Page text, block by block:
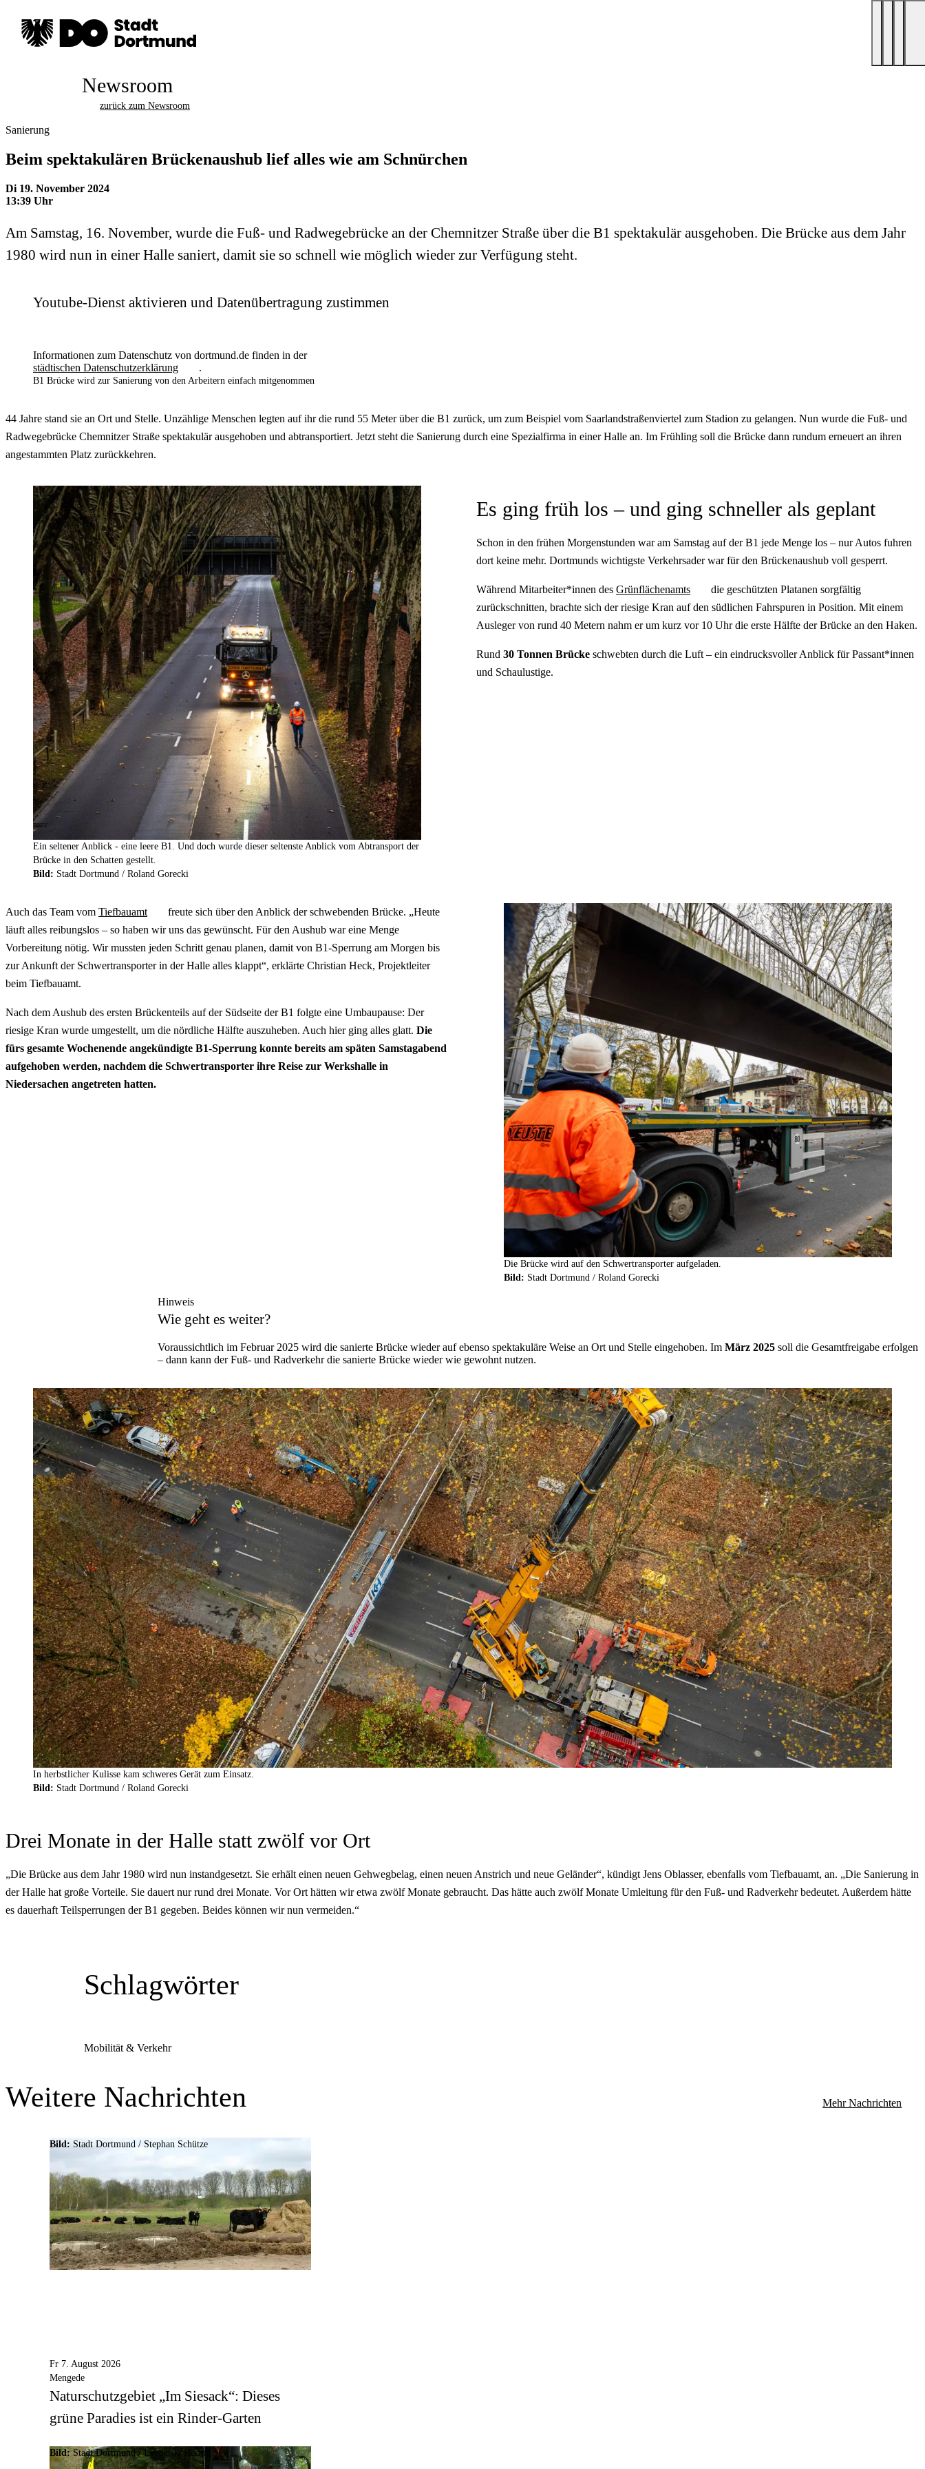
Newsroom
zurück zum Newsroom
Sanierung
Beim spektakulären Brückenaushub lief alles wie am Schnürchen
Di 19. November 2024
13:39 Uhr
Am Samstag, 16. November, wurde die Fuß- und Radwegebrücke an der Chemnitzer Straße über die B1 spektakulär ausgehoben. Die Brücke aus dem Jahr
1980 wird nun in einer Halle saniert, damit sie so schnell wie möglich wieder zur Verfügung steht.
Youtube-Dienst aktivieren und Datenübertragung zustimmen
Informationen zum Datenschutz von dortmund.de finden in der
städtischen Datenschutzerklärung
.
B1 Brücke wird zur Sanierung von den Arbeitern einfach mitgenommen
44 Jahre stand sie an Ort und Stelle. Unzählige Menschen legten auf ihr die rund 55 Meter über die B1 zurück, um zum Beispiel vom Saarlandstraßenviertel zum Stadion zu gelangen. Nun wurde die Fuß- und
Radwegebrücke Chemnitzer Straße spektakulär ausgehoben und abtransportiert. Jetzt steht die Sanierung durch eine Spezialfirma in einer Halle an. Im Frühling soll die Brücke dann rundum erneuert an ihren
angestammten Platz zurückkehren.
Ein seltener Anblick - eine leere B1. Und doch wurde dieser seltenste Anblick vom Abtransport der
Brücke in den Schatten gestellt.
Bild: Stadt Dortmund / Roland Gorecki
Es ging früh los – und ging schneller als geplant
Schon in den frühen Morgenstunden war am Samstag auf der B1 jede Menge los – nur Autos fuhren
dort keine mehr. Dortmunds wichtigste Verkehrsader war für den Brückenaushub voll gesperrt.
Während Mitarbeiter*innen des Grünflächenamts
die geschützten Platanen sorgfältig
zurückschnitten, brachte sich der riesige Kran auf den südlichen Fahrspuren in Position. Mit einem
Ausleger von rund 40 Metern nahm er um kurz vor 10 Uhr die erste Hälfte der Brücke an den Haken.
Rund 30 Tonnen Brücke schwebten durch die Luft – ein eindrucksvoller Anblick für Passant*innen
und Schaulustige.
Die Brücke wird auf den Schwertransporter aufgeladen.
Bild: Stadt Dortmund / Roland Gorecki
Auch das Team vom Tiefbauamt
freute sich über den Anblick der schwebenden Brücke. „Heute
läuft alles reibungslos – so haben wir uns das gewünscht. Für den Aushub war eine Menge
Vorbereitung nötig. Wir mussten jeden Schritt genau planen, damit von B1-Sperrung am Morgen bis
zur Ankunft der Schwertransporter in der Halle alles klappt“, erklärte Christian Heck, Projektleiter
beim Tiefbauamt.
Nach dem Aushub des ersten Brückenteils auf der Südseite der B1 folgte eine Umbaupause: Der
riesige Kran wurde umgestellt, um die nördliche Hälfte auszuheben. Auch hier ging alles glatt. Die
fürs gesamte Wochenende angekündigte B1-Sperrung konnte bereits am späten Samstagabend
aufgehoben werden, nachdem die Schwertransporter ihre Reise zur Werkshalle in
Niedersachen angetreten hatten.
Hinweis
Wie geht es weiter?
Voraussichtlich im Februar 2025 wird die sanierte Brücke wieder auf ebenso spektakuläre Weise an Ort und Stelle eingehoben. ImMärz 2025 soll die Gesamtfreigabe erfolgen
– dann kann der Fuß- und Radverkehr die sanierte Brücke wieder wie gewohnt nutzen.
In herbstlicher Kulisse kam schweres Gerät zum Einsatz.
Bild: Stadt Dortmund / Roland Gorecki
Drei Monate in der Halle statt zwölf vor Ort
„Die Brücke aus dem Jahr 1980 wird nun instandgesetzt. Sie erhält einen neuen Gehwegbelag, einen neuen Anstrich und neue Geländer“, kündigt Jens Oblasser, ebenfalls vom Tiefbauamt, an. „Die Sanierung in
der Halle hat große Vorteile. Sie dauert nur rund drei Monate. Vor Ort hätten wir etwa zwölf Monate gebraucht. Das hätte auch zwölf Monate Umleitung für den Fuß- und Radverkehr bedeutet. Außerdem hätte
es dauerhaft Teilsperrungen der B1 gegeben. Beides können wir nun vermeiden.“
Schlagwörter
Mobilität & Verkehr
Weitere Nachrichten Mehr Nachrichten
Bild: Stadt Dortmund / Stephan Schütze
Fr 7. August 2026
Mengede
Naturschutzgebiet „Im Siesack“: Dieses
grüne Paradies ist ein Rinder-Garten
Bild: Stadt Dortmund / Leonardo Hering